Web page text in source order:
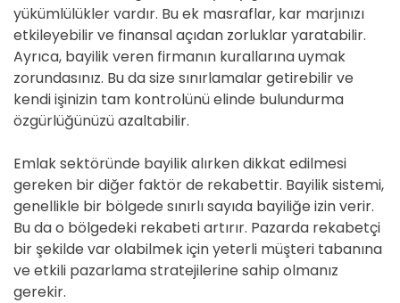
yükümlülükler vardır. Bu ek masraflar, kar marjınızı
etkileyebilir ve finansal açıdan zorluklar yaratabilir.
Ayrıca, bayilik veren firmanın kurallarına uymak
zorundasınız. Bu da size sınırlamalar getirebilir ve
kendi işinizin tam kontrolünü elinde bulundurma
özgürlüğünüzü azaltabilir.
Emlak sektöründe bayilik alırken dikkat edilmesi
gereken bir diğer faktör de rekabettir. Bayilik sistemi,
genellikle bir bölgede sınırlı sayıda bayiliğe izin verir.
Bu da o bölgedeki rekabeti artırır. Pazarda rekabetçi
bir şekilde var olabilmek için yeterli müşteri tabanına
ve etkili pazarlama stratejilerine sahip olmanız
gerekir.